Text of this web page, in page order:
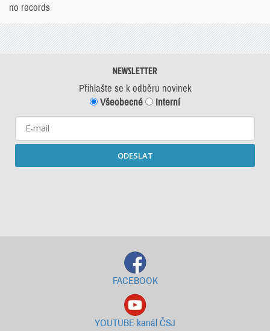
no records
NEWSLETTER
Přihlašte se k odběru novinek
Všeobecné
Interní
ODESLAT
FACEBOOK
YOUTUBE kanál ČSJ